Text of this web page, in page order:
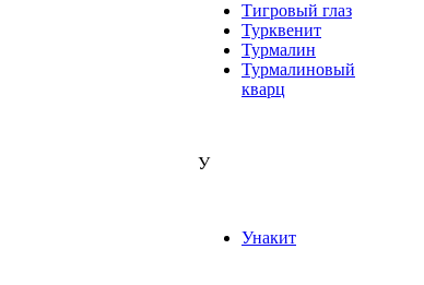
Тигровый глаз
Турквенит
Турмалин
Турмалиновый
кварц
У
Унакит